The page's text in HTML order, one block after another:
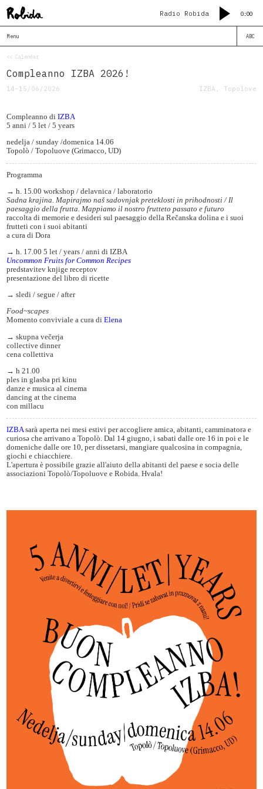
Radio Robida 0:00
Menu
<< Calendar
Compleanno IZBA 2026!
14–15/06/2026 IZBA, Topolove
Compleanno di IZBA
5 anni / 5 let / 5 years
nedelja / sunday /domenica 14.06
Topolò / Topoluove (Grimacco, UD)
Programma
→ h. 15.00 workshop / delavnica / laboratorio
Sadna krajina. Mapirajmo naš sadovnjak preteklosti in prihodnosti / Il
paesaggio della frutta. Mappiamo il nostro frutteto passato e futuro
raccolta di memorie e desideri sul paesaggio della Rečanska dolina e i suoi
frutteti con i suoi abitanti
a cura di Dora
→ h. 17.00 5 let / years / anni di IZBA
Uncommon Fruits for Common Recipes
predstavitev knjige receptov
presentazione del libro di ricette
→ sledi / segue / after
Food~scapes
Momento conviviale a cura di Elena
→ skupna večerja
collective dinner
cena collettiva
→ h 21.00
ples in glasba pri kinu
danze e musica al cinema
dancing at the cinema
con millacu
IZBA sarà aperta nei mesi estivi per accogliere amicə, abitanti, camminatorə e
curiosə che arrivano a Topolò. Dal 14 giugno, i sabati dalle ore 16 in poi e le
domeniche dalle ore 10, per dissetarsi, mangiare qualcosina in compagnia,
giochi e chiacchiere.
L'apertura è possibile grazie all'aiuto dellə abitanti del paese e sociə delle
associazioni Topolò/Topoluove e Robida. Hvala!
ABC